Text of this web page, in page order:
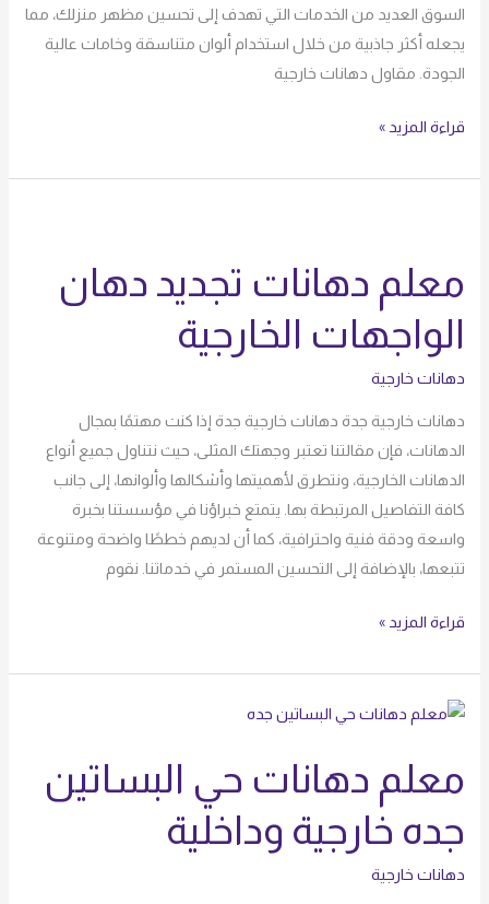
السوق العديد من الخدمات التي تهدف إلى تحسين مظهر منزلك، مما
يجعله أكثر جاذبية من خلال استخدام ألوان متناسقة وخامات عالية
الجودة. مقاول دهانات خارجية
قراءة المزيد »
معلم دهانات تجديد دهان
الواجهات الخارجية
دهانات خارجية
دهانات خارجية جدة دهانات خارجية جدة إذا كنت مهتمًا بمجال
الدهانات، فإن مقالتنا تعتبر وجهتك المثلى، حيث نتناول جميع أنواع
الدهانات الخارجية، ونتطرق لأهميتها وأشكالها وألوانها، إلى جانب
كافة التفاصيل المرتبطة بها. يتمتع خبراؤنا في مؤسستنا بخبرة
واسعة ودقة فنية واحترافية، كما أن لديهم خططًا واضحة ومتنوعة
تتبعها، بالإضافة إلى التحسين المستمر في خدماتنا. نقوم
تجديد
الواجهات
قراءة المزيد »
معلم دهانات حي البساتين
جده خارجية وداخلية
دهانات خارجية
معلم
حي
جده